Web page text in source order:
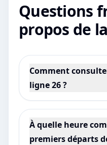
Questions
propos de
Comment
ligne 26 ?
À quelle heure
premiers départs